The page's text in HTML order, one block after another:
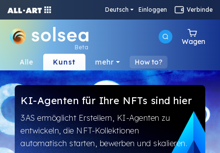
Deutsch Einloggen Verbinde
Beta
Wagen
Alle Kunst mehr How to?
KI-Agenten für Ihre NFTs sind hier
3AS ermöglicht Erstellern, KI-Agenten zu
entwickeln, die NFT-Kollektionen
automatisch starten, bewerben und skalieren.